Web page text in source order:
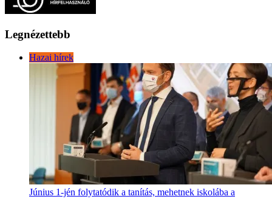
Legnézettebb
Hazai hírek
Június 1-jén folytatódik a tanítás, mehetnek iskolába a